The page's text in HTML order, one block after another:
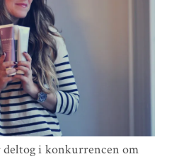
i konkurrencen om